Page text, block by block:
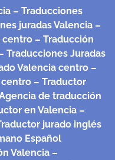
– Traducciones
juradas Valencia –
centro – Traducción
Traducciones Juradas
Valencia centro –
centro – Traductor
de traducción
en Valencia –
jurado inglés
Español
Valencia –